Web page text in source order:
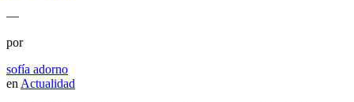
—
por
sofía adorno
en Actualidad